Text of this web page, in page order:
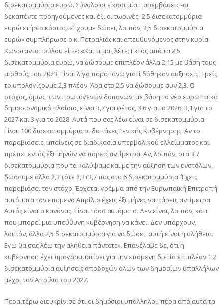
δισεκατομμύρια ευρώ. Σύνολο οι είκοσι μία παρεμβάσεις -οι
δεκαπέντε προηγούμενες και έξι οι τωρινές- 2,5 δισεκατομμύρια
ευρώ ετήσιο κόστος. «Έχουμε δώσει, λοιπόν, 2,5 δισεκατομμύρια
ευρώ» συμπλήρωσε ο κ. Πετραλιάς και απευθυνόμενος στην κυρία
Κωνσταντοπούλου είπε: «Και τι μας λέτε; Εκτός από τα 2,5
δισεκατομμύρια ευρώ, να δώσουμε επιπλέον άλλα 2,15 με βάση τους
μισθούς του 2023. Είναι λίγο παραπάνω γιατί δόθηκαν αυξήσεις. Εμείς
το υπολογίζουμε 2,3 πλέον. Άρα στο 2,5 να δώσουμε συν 2,3. Ο
στόχος, όμως, των πρωτογενών δαπανών, με βάση το νέο ευρωπαϊκό
δημοσιονομικό πλαίσιο, είναι 3,7 για φέτος, 3,6 για το 2026, 3,1 για το
2027 και 3 για το 2028. Αυτά που σας λέω είναι σε δισεκατομμύρια.
Είναι 100 δισεκατομμύρια οι δαπάνες Γενικής Κυβέρνησης. Αν το
παραβιάσεις, μπαίνεις σε διαδικασία υπερβολικού ελλείμματος και
πρέπει εντός έξι μηνών να πάρεις αντίμετρα. Αν, λοιπόν, στα 3,7
δισεκατομμύρια που τα καλύψαμε και με την αύξηση των ενστόλων,
δώσουμε άλλα 2,3 τότε 2,3+3,7 πας στα 6 δισεκατομμύρια. Έχεις
παραβιάσει τον στόχο. Έρχεται γράμμα από την Ευρωπαϊκή Επιτροπή:
αυτόματα τον επόμενο Απρίλιο έχεις έξι μήνες να πάρεις αντίμετρα.
Αυτός είναι ο κανόνας. Είναι τόσο αυτόματο. Δεν είναι, λοιπόν, κάτι
που μπορεί μια υπεύθυνη κυβέρνηση να κάνει. Δεν υπάρχουν,
λοιπόν, άλλα 2,5 δισεκατομμύρια για να δώσει, αυτή είναι η αλήθεια.
Εγώ θα σας λέω την αλήθεια πάντοτε». Επανέλαβε δε, ότι η
κυβέρνηση έχει προγραμματίσει για την επόμενη διετία επιπλέον 1,2
δισεκατομμύρια αυξήσεις αποδοχών όλων των δημοσίων υπαλλήλων
μέχρι τον Απρίλιο του 2027.
Περαιτέρω διευκρίνισε ότι οι δημόσιοι υπάλληλοι, πέρα από αυτά τα